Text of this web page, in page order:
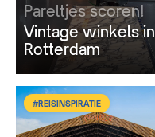
Pareltjes scoren!
Vintage winkels in
Rotterdam
#REISINSPIRATIE